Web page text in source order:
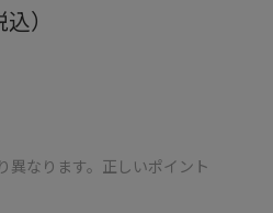
込）
なります。正しいポイント